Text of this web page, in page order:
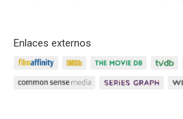
Enlaces externos